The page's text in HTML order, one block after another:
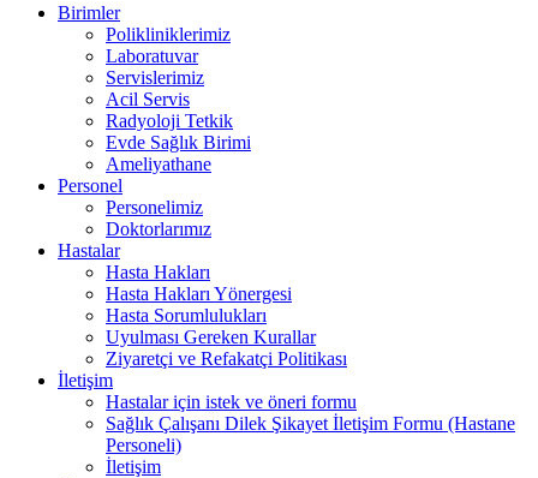
Birimler
Polikliniklerimiz
Laboratuvar
Servislerimiz
Acil Servis
Radyoloji Tetkik
Evde Sağlık Birimi
Ameliyathane
Personel
Personelimiz
Doktorlarımız
Hastalar
Hasta Hakları
Hasta Hakları Yönergesi
Hasta Sorumlulukları
Uyulması Gereken Kurallar
Ziyaretçi ve Refakatçi Politikası
İletişim
Hastalar için istek ve öneri formu
Sağlık Çalışanı Dilek Şikayet İletişim Formu (Hastane
Personeli)
İletişim